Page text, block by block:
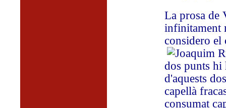
La prosa de
infinitament
considero el
dos punts hi
d'aquests
capellà
consumat